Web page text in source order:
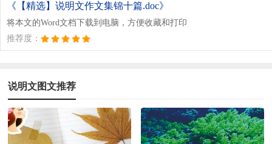
《【精选】说明文作文集锦十篇.doc》
将本文的Word文档下载到电脑，方便收藏和打印
推荐度：
说明文图文推荐